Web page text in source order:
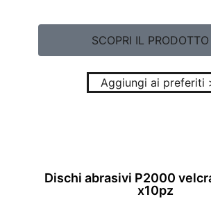
SCOPRI IL
Aggiungi ai preferiti
Dischi abrasivi P2000
x10pz